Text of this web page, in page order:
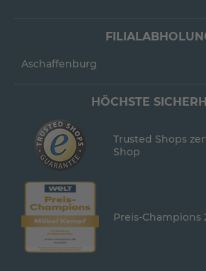
Aschaffenburg
HÖCHSTE
Trusted Shops
Shop
Preis-Champions